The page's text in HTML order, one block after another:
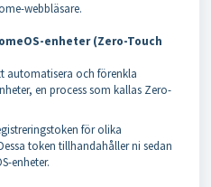
webbläsare.
enheter (Zero-Touch
automatisera och förenkla
en process som kallas Zero-
för olika
token tillhandahåller ni sedan
enheter.